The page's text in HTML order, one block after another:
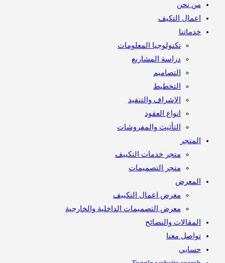
نحن
التكيف
تكنولوجيا المعلومات
دراسة المشاريع
التصاميم
التخطيط
الإشراف والتنفيذ
انواع العقود
التأثيث والمفروشات
متجر خدمات التكييف
متجر التصميمات
معرض اعمال التكييف
معرض التصميمات الداخلية والخارجية
والنصائح
معنا